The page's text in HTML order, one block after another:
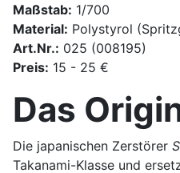
Maßstab: 1/700
Material: Polystyrol
Art.Nr.: 025 (008195)
Preis: 15 - 25 €
Das
Die japanischen Zerstörer
Takanami-Klasse und